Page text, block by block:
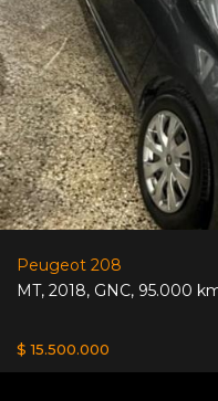
Peugeot 208
MT, 2018, GNC, 95.000
$ 15.500.000